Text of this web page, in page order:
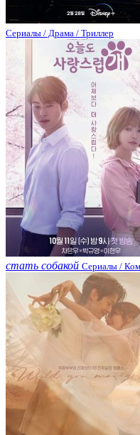
Сериалы / Драма / Триллер
стать собакой Сериалы /